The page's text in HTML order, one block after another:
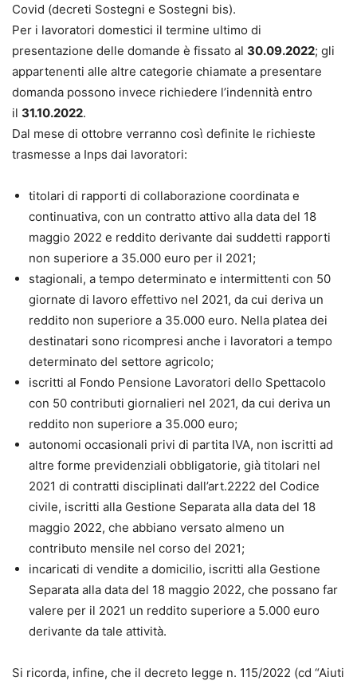
Covid (decreti Sostegni e Sostegni bis).
Per i lavoratori domestici il termine ultimo di
presentazione delle domande è fissato al 30.09.2022; gli
appartenenti alle altre categorie chiamate a presentare
domanda possono invece richiedere l’indennità entro
il 31.10.2022.
Dal mese di ottobre verranno così definite le richieste
trasmesse a Inps dai lavoratori:
titolari di rapporti di collaborazione coordinata e
continuativa, con un contratto attivo alla data del 18
maggio 2022 e reddito derivante dai suddetti rapporti
non superiore a 35.000 euro per il 2021;
stagionali, a tempo determinato e intermittenti con 50
giornate di lavoro effettivo nel 2021, da cui deriva un
reddito non superiore a 35.000 euro. Nella platea dei
destinatari sono ricompresi anche i lavoratori a tempo
determinato del settore agricolo;
iscritti al Fondo Pensione Lavoratori dello Spettacolo
con 50 contributi giornalieri nel 2021, da cui deriva un
reddito non superiore a 35.000 euro;
autonomi occasionali privi di partita IVA, non iscritti ad
altre forme previdenziali obbligatorie, già titolari nel
2021 di contratti disciplinati dall’art.2222 del Codice
civile, iscritti alla Gestione Separata alla data del 18
maggio 2022, che abbiano versato almeno un
contributo mensile nel corso del 2021;
incaricati di vendite a domicilio, iscritti alla Gestione
Separata alla data del 18 maggio 2022, che possano far
valere per il 2021 un reddito superiore a 5.000 euro
derivante da tale attività.
Si ricorda, infine, che il decreto legge n. 115/2022 (cd “Aiuti